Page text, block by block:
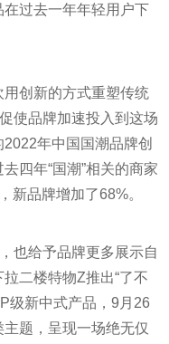
过去一年年轻用户下
创新的方式重塑传统
使品牌加速投入到这场
年中国国潮品牌创
四年“国潮”相关的商家
新品牌增加了68%。
也给予品牌更多展示自
二楼特物Z推出“了不
级新中式产品，9月26
题，呈现一场绝无仅